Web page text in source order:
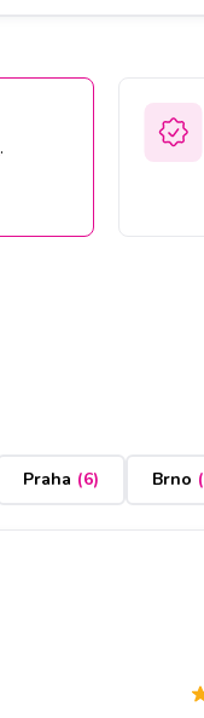
.
Praha (6) Brno (